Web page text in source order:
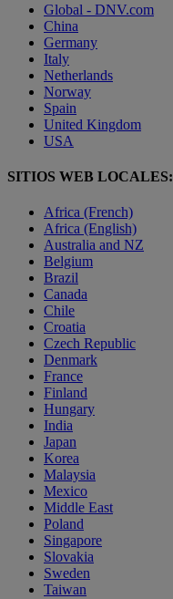
Global - DNV.com
China
Germany
Italy
Netherlands
Norway
Spain
United Kingdom
USA
SITIOS WEB LOCALES:
Africa (French)
Africa (English)
Australia and NZ
Belgium
Brazil
Canada
Chile
Croatia
Czech Republic
Denmark
France
Finland
Hungary
India
Japan
Korea
Malaysia
Mexico
Middle East
Poland
Singapore
Slovakia
Sweden
Taiwan